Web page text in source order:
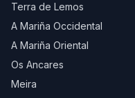
Terra de Lemos
A Mariña Occidental
A Mariña Oriental
Os Ancares
Meira